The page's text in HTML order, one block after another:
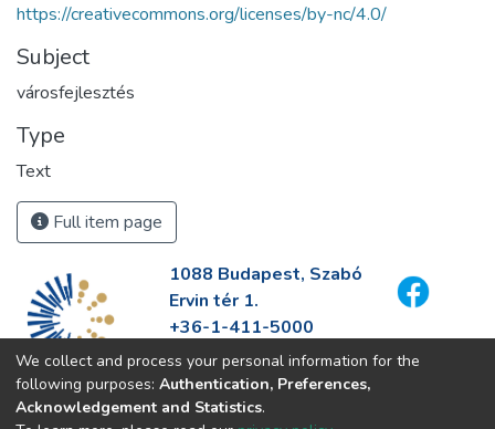
https://creativecommons.org/licenses/by-nc/4.0/
Subject
városfejlesztés
Type
Text
Full item page
1088 Budapest, Szabó
Ervin tér 1.
+36-1-411-5000
info@fszek.hu
https://fszek.hu
We collect and process your personal information for the
following purposes: Authentication, Preferences,
Acknowledgement and Statistics.